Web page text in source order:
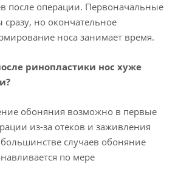
после операции. Первоначальные
но окончательное
носа занимает время.
ринопластики нос хуже
обоняния возможно в первые
из-за отеков и заживления
случаев обоняние
по мере